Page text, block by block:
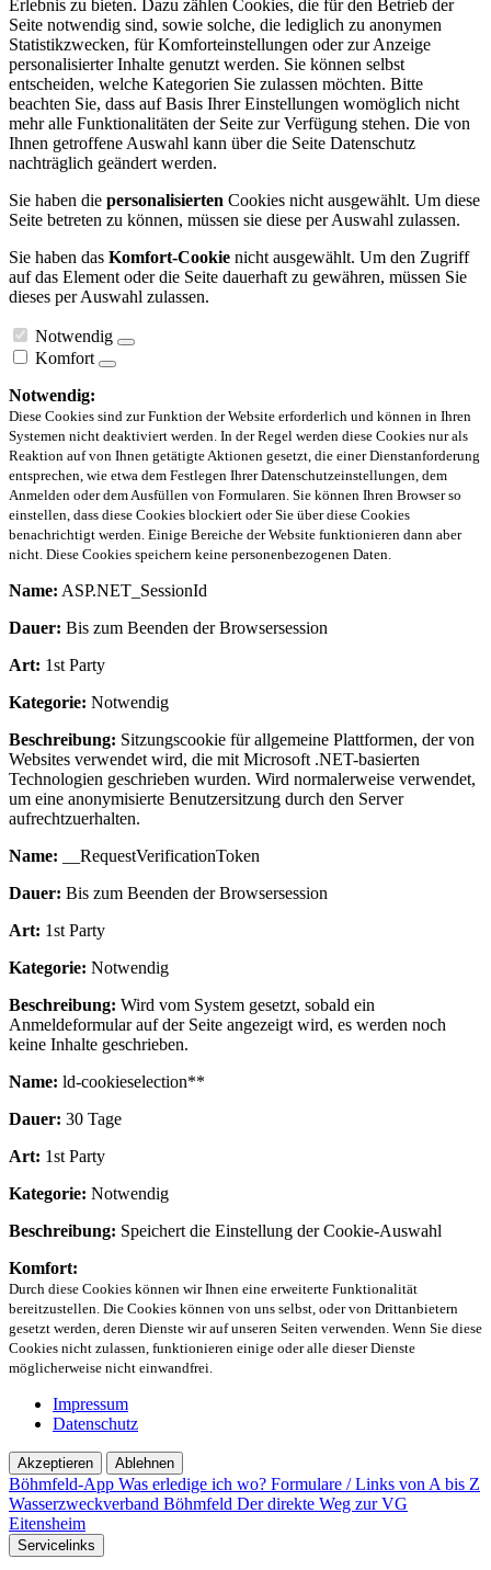
Erlebnis zu bieten. Dazu zählen Cookies, die für den Betrieb der
Seite notwendig sind, sowie solche, die lediglich zu anonymen
Statistikzwecken, für Komforteinstellungen oder zur Anzeige
personalisierter Inhalte genutzt werden. Sie können selbst
entscheiden, welche Kategorien Sie zulassen möchten. Bitte
beachten Sie, dass auf Basis Ihrer Einstellungen womöglich nicht
mehr alle Funktionalitäten der Seite zur Verfügung stehen. Die von
Ihnen getroffene Auswahl kann über die Seite Datenschutz
nachträglich geändert werden.
Sie haben die personalisierten Cookies nicht ausgewählt. Um diese
Seite betreten zu können, müssen sie diese per Auswahl zulassen.
Sie haben das Komfort-Cookie nicht ausgewählt. Um den Zugriff
auf das Element oder die Seite dauerhaft zu gewähren, müssen Sie
dieses per Auswahl zulassen.
Notwendig
Komfort
Notwendig:
Diese Cookies sind zur Funktion der Website erforderlich und können in Ihren
Systemen nicht deaktiviert werden. In der Regel werden diese Cookies nur als
Reaktion auf von Ihnen getätigte Aktionen gesetzt, die einer Dienstanforderung
entsprechen, wie etwa dem Festlegen Ihrer Datenschutzeinstellungen, dem
Anmelden oder dem Ausfüllen von Formularen. Sie können Ihren Browser so
einstellen, dass diese Cookies blockiert oder Sie über diese Cookies
benachrichtigt werden. Einige Bereiche der Website funktionieren dann aber
nicht. Diese Cookies speichern keine personenbezogenen Daten.
Name: ASP.NET_SessionId
Dauer: Bis zum Beenden der Browsersession
Art: 1st Party
Kategorie: Notwendig
Beschreibung: Sitzungscookie für allgemeine Plattformen, der von
Websites verwendet wird, die mit Microsoft .NET-basierten
Technologien geschrieben wurden. Wird normalerweise verwendet,
um eine anonymisierte Benutzersitzung durch den Server
aufrechtzuerhalten.
Name: __RequestVerificationToken
Dauer: Bis zum Beenden der Browsersession
Art: 1st Party
Kategorie: Notwendig
Beschreibung: Wird vom System gesetzt, sobald ein
Anmeldeformular auf der Seite angezeigt wird, es werden noch
keine Inhalte geschrieben.
Name: ld-cookieselection**
Dauer: 30 Tage
Art: 1st Party
Kategorie: Notwendig
Beschreibung: Speichert die Einstellung der Cookie-Auswahl
Komfort:
Durch diese Cookies können wir Ihnen eine erweiterte Funktionalität
bereitzustellen. Die Cookies können von uns selbst, oder von Drittanbietern
gesetzt werden, deren Dienste wir auf unseren Seiten verwenden. Wenn Sie diese
Cookies nicht zulassen, funktionieren einige oder alle dieser Dienste
möglicherweise nicht einwandfrei.
Impressum
Datenschutz
Akzeptieren Ablehnen
Böhmfeld-App Was erledige ich wo? Formulare / Links von A bis Z
Wasserzweckverband Böhmfeld Der direkte Weg zur VG
Eitensheim
Servicelinks